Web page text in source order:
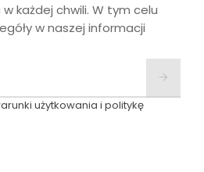
każdej chwili. W tym celu
w naszej informacji
użytkowania i politykę